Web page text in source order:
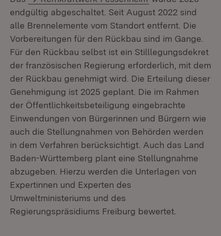
endgültig abgeschaltet. Seit August 2022 sind
alle Brennelemente vom Standort entfernt. Die
Vorbereitungen für den Rückbau sind im Gange.
Für den Rückbau selbst ist ein Stilllegungsdekret
der französischen Regierung erforderlich, mit dem
der Rückbau genehmigt wird. Die Erteilung dieser
Genehmigung ist 2025 geplant. Die im Rahmen
der Öffentlichkeitsbeteiligung eingebrachte
Einwendungen von Bürgerinnen und Bürgern wie
auch die Stellungnahmen von Behörden werden
in dem Verfahren berücksichtigt. Auch das Land
Baden-Württemberg plant eine Stellungnahme
abzugeben. Hierzu werden die Unterlagen von
Expertinnen und Experten des
Umweltministeriums und des
Regierungspräsidiums Freiburg bewertet.